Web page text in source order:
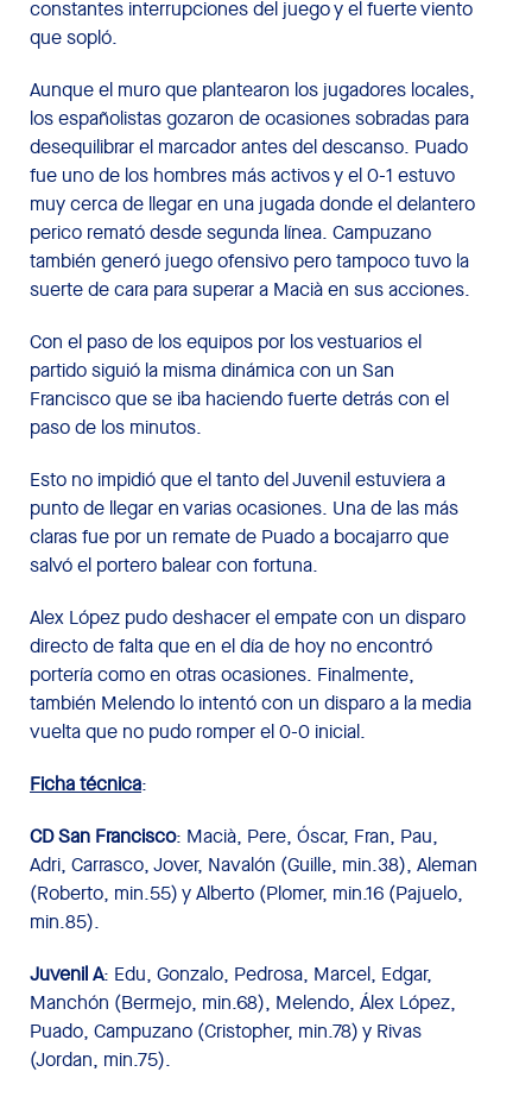
constantes interrupciones del juego y el fuerte viento
que sopló.
Aunque el muro que plantearon los jugadores locales,
los españolistas gozaron de ocasiones sobradas para
desequilibrar el marcador antes del descanso. Puado
fue uno de los hombres más activos y el 0-1 estuvo
muy cerca de llegar en una jugada donde el delantero
perico remató desde segunda línea. Campuzano
también generó juego ofensivo pero tampoco tuvo la
suerte de cara para superar a Macià en sus acciones.
Con el paso de los equipos por los vestuarios el
partido siguió la misma dinámica con un San
Francisco que se iba haciendo fuerte detrás con el
paso de los minutos.
Esto no impidió que el tanto del Juvenil estuviera a
punto de llegar en varias ocasiones. Una de las más
claras fue por un remate de Puado a bocajarro que
salvó el portero balear con fortuna.
Alex López pudo deshacer el empate con un disparo
directo de falta que en el día de hoy no encontró
portería como en otras ocasiones. Finalmente,
también Melendo lo intentó con un disparo a la media
vuelta que no pudo romper el 0-0 inicial.
Ficha técnica:
CD San Francisco: Macià, Pere, Óscar, Fran, Pau,
Adri, Carrasco, Jover, Navalón (Guille, min.38), Aleman
(Roberto, min.55) y Alberto (Plomer, min.16 (Pajuelo,
min.85).
Juvenil A: Edu, Gonzalo, Pedrosa, Marcel, Edgar,
Manchón (Bermejo, min.68), Melendo, Álex López,
Puado, Campuzano (Cristopher, min.78) y Rivas
(Jordan, min.75).